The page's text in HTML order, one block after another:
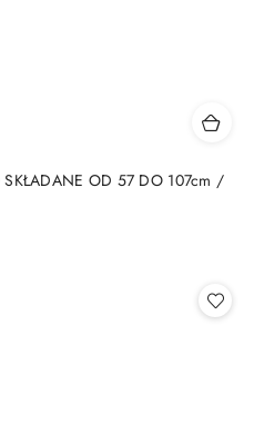
SKŁADANE OD 57 DO 107cm /